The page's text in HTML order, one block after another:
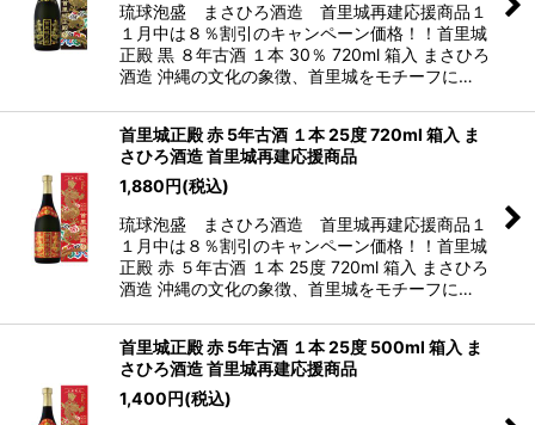
琉球泡盛 まさひろ酒造 首里城再建応援商品１
１月中は８％割引のキャンペーン価格！！首里城
正殿 黒 ８年古酒 １本 30％ 720ml 箱入 まさひろ
酒造 沖縄の文化の象徴、首里城をモチーフに…
首里城正殿 赤 5年古酒 １本 25度 720ml 箱入 ま
さひろ酒造 首里城再建応援商品
1,880 円(税込)
琉球泡盛 まさひろ酒造 首里城再建応援商品１
１月中は８％割引のキャンペーン価格！！首里城
正殿 赤 ５年古酒 １本 25度 720ml 箱入 まさひろ
酒造 沖縄の文化の象徴、首里城をモチーフに…
首里城正殿 赤 5年古酒 １本 25度 500ml 箱入 ま
さひろ酒造 首里城再建応援商品
1,400 円(税込)